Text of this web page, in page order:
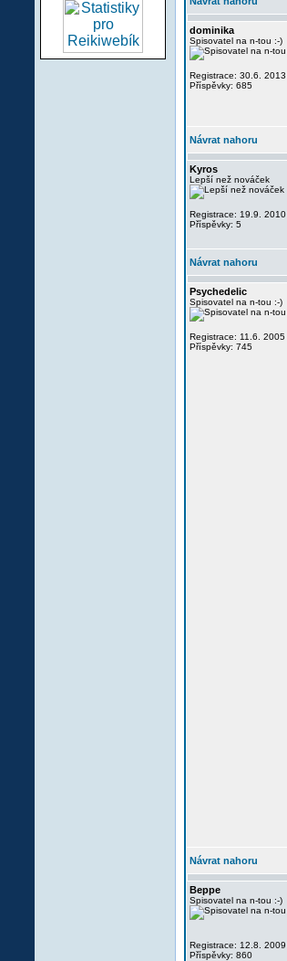
dominika
Spisovatel na n-tou :-)
Registrace: 30.6. 2013
Příspěvky: 685
Návrat nahoru
Kyros
Lepší než nováček
Registrace: 19.9. 2010
Příspěvky: 5
Návrat nahoru
Psychedelic
Spisovatel na n-tou :-)
Registrace: 11.6. 2005
Příspěvky: 745
Návrat nahoru
Beppe
Spisovatel na n-tou :-)
Registrace: 12.8. 2009
Příspěvky: 860